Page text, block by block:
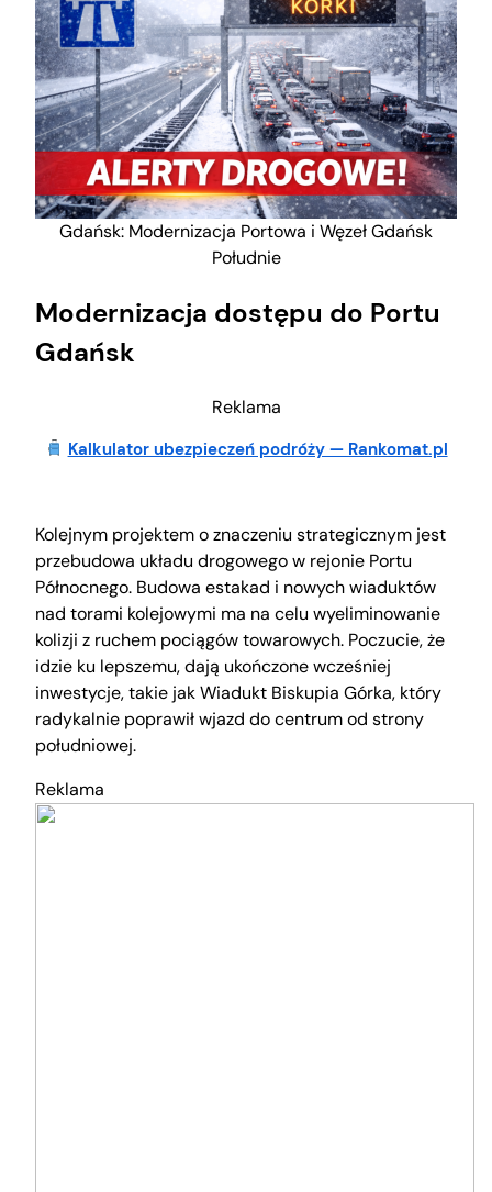
Gdańsk: Modernizacja Portowa i Węzeł Gdańsk
Południe
Modernizacja dostępu do Portu
Gdańsk
Reklama
Kalkulator ubezpieczeń podróży — Rankomat.pl
Kolejnym projektem o znaczeniu strategicznym jest
przebudowa układu drogowego w rejonie Portu
Północnego. Budowa estakad i nowych wiaduktów
nad torami kolejowymi ma na celu wyeliminowanie
kolizji z ruchem pociągów towarowych. Poczucie, że
idzie ku lepszemu, dają ukończone wcześniej
inwestycje, takie jak Wiadukt Biskupia Górka, który
radykalnie poprawił wjazd do centrum od strony
południowej.
Reklama